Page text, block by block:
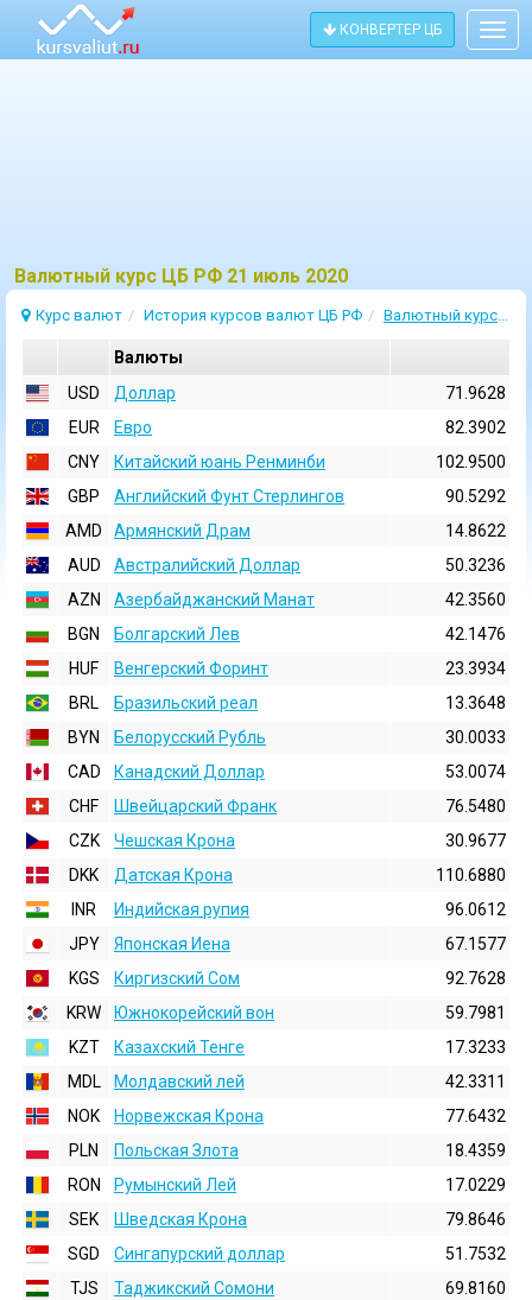
КОНВЕРТЕР ЦБ
Bалютный курс ЦБ РФ 21 июль 2020
Курс валют История курсов валют ЦБ РФ Валютный курс 21 Июль 2020
Валюты
USD
Доллар
71.9628
EUR
Евро
82.3902
CNY
Китайский юань Ренминби
102.9500
GBP
Английский Фунт Стерлингов
90.5292
AMD
Армянский Драм
14.8622
AUD
Австралийский Доллар
50.3236
AZN
Азербайджанский Манат
42.3560
BGN
Болгарский Лев
42.1476
HUF
Венгерский Форинт
23.3934
BRL
Бразильский реал
13.3648
BYN
Белорусский Рубль
30.0033
CAD
Канадский Доллар
53.0074
CHF
Швейцарский Франк
76.5480
CZK
Чешская Крона
30.9677
DKK
Датская Крона
110.6880
INR
Индийская pупия
96.0612
JPY
Японская Иена
67.1577
KGS
Киргизский Сом
92.7628
KRW
Южнокорейский вон
59.7981
KZT
Казахский Тенге
17.3233
MDL
Молдавский лей
42.3311
NOK
Норвежская Крона
77.6432
PLN
Польская Злота
18.4359
RON
Румынский Лей
17.0229
SEK
Шведская Крона
79.8646
SGD
Сингапурский доллар
51.7532
TJS
Таджикский Сомони
69.8160